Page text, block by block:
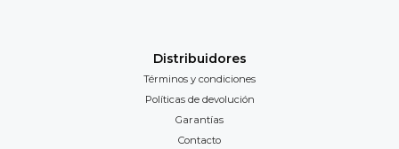
Distribuidores
Términos y condiciones
Políticas de devolución
Garantías
Contacto